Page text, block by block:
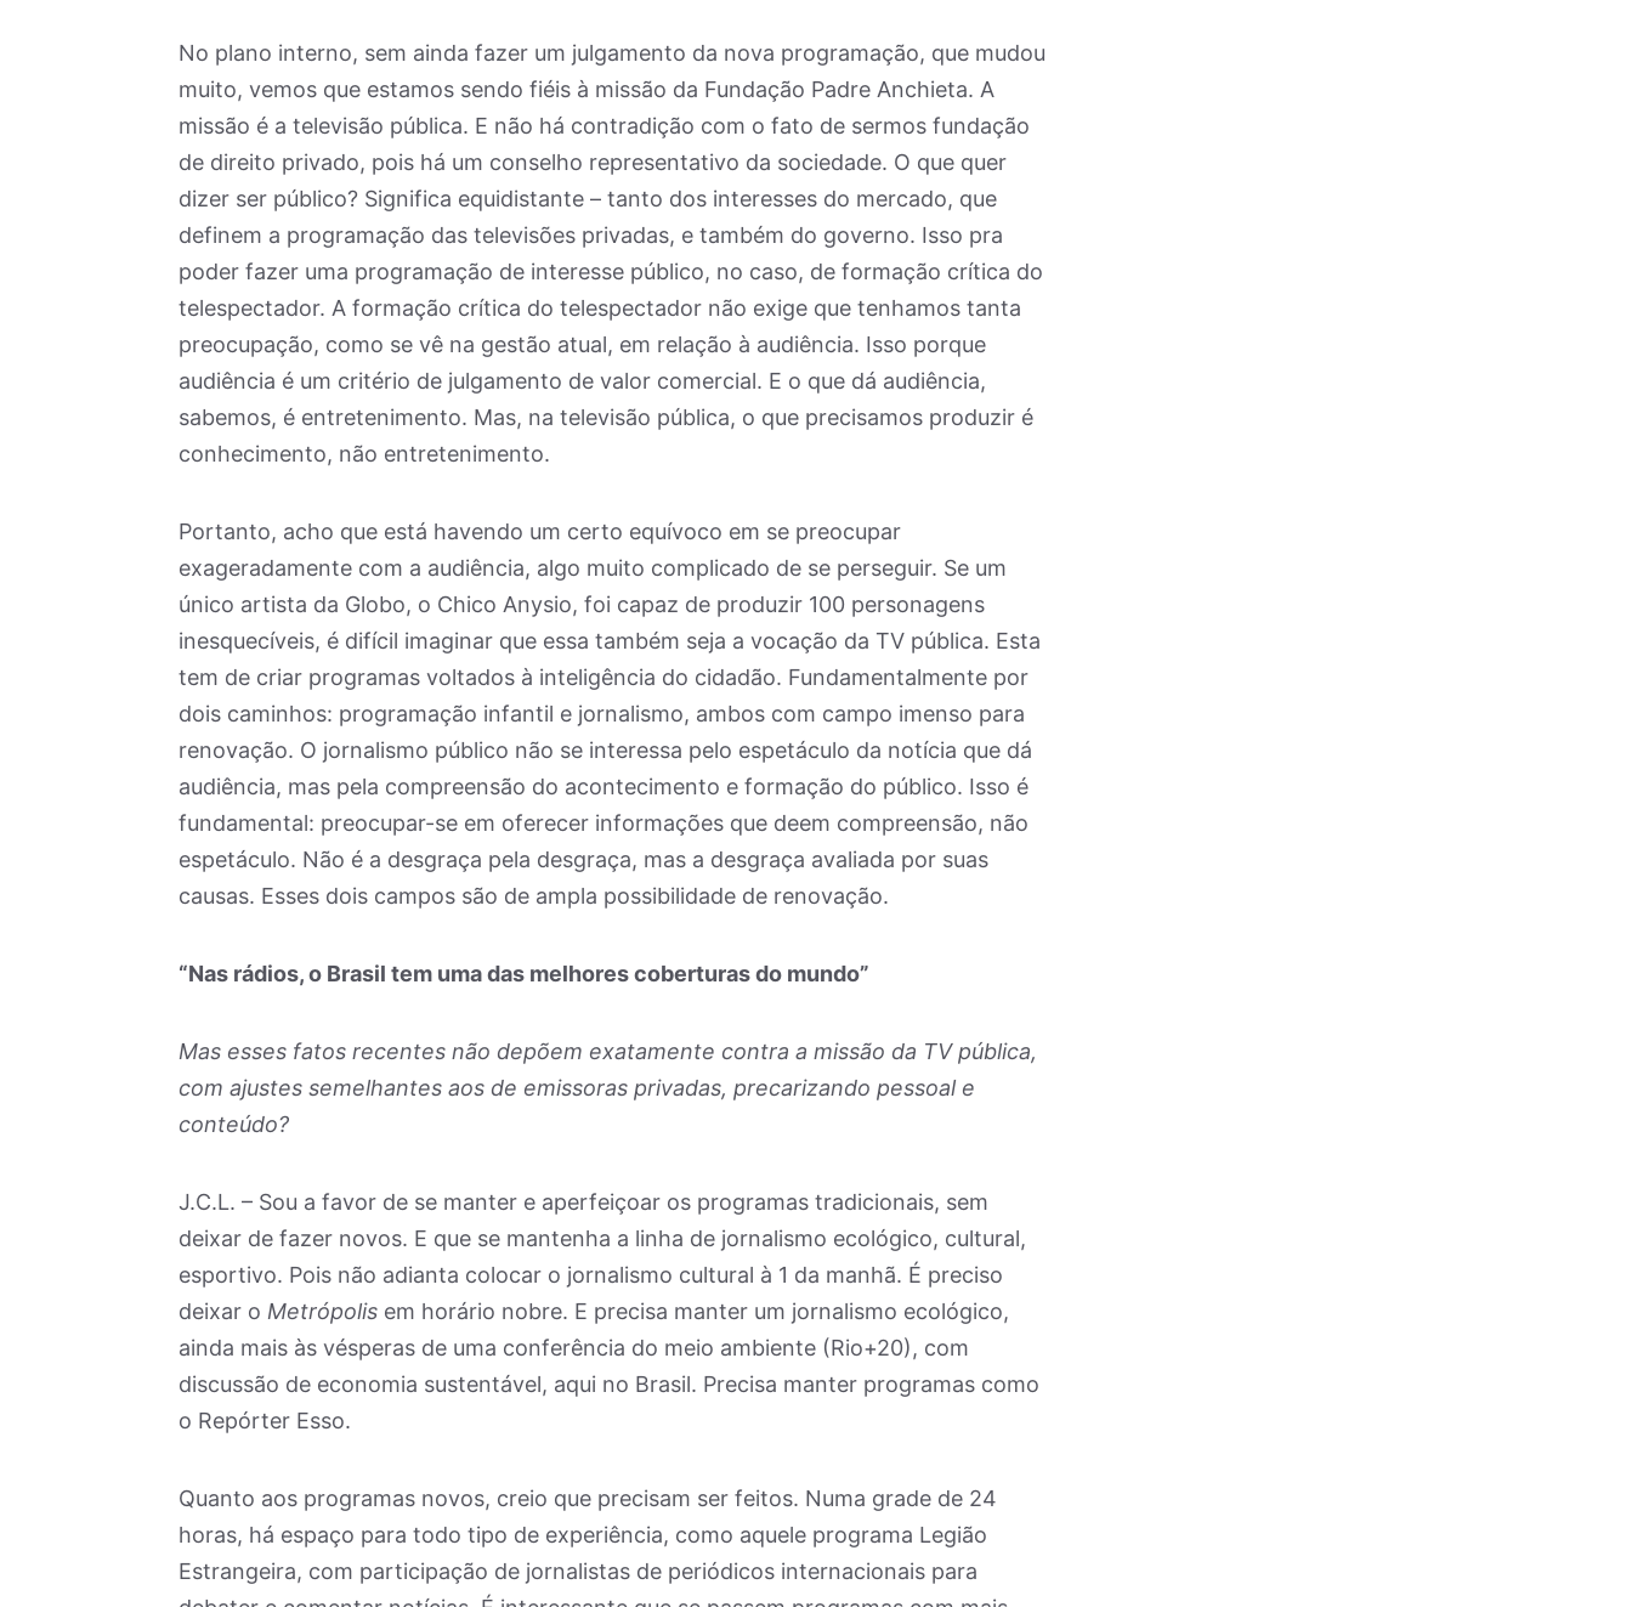
No plano interno, sem ainda fazer um julgamento da nova programação, que mudou
muito, vemos que estamos sendo fiéis à missão da Fundação Padre Anchieta. A
missão é a televisão pública. E não há contradição com o fato de sermos fundação
de direito privado, pois há um conselho representativo da sociedade. O que quer
dizer ser público? Significa equidistante – tanto dos interesses do mercado, que
definem a programação das televisões privadas, e também do governo. Isso pra
poder fazer uma programação de interesse público, no caso, de formação crítica do
telespectador. A formação crítica do telespectador não exige que tenhamos tanta
preocupação, como se vê na gestão atual, em relação à audiência. Isso porque
audiência é um critério de julgamento de valor comercial. E o que dá audiência,
sabemos, é entretenimento. Mas, na televisão pública, o que precisamos produzir é
conhecimento, não entretenimento.
Portanto, acho que está havendo um certo equívoco em se preocupar
exageradamente com a audiência, algo muito complicado de se perseguir. Se um
único artista da Globo, o Chico Anysio, foi capaz de produzir 100 personagens
inesquecíveis, é difícil imaginar que essa também seja a vocação da TV pública. Esta
tem de criar programas voltados à inteligência do cidadão. Fundamentalmente por
dois caminhos: programação infantil e jornalismo, ambos com campo imenso para
renovação. O jornalismo público não se interessa pelo espetáculo da notícia que dá
audiência, mas pela compreensão do acontecimento e formação do público. Isso é
fundamental: preocupar-se em oferecer informações que deem compreensão, não
espetáculo. Não é a desgraça pela desgraça, mas a desgraça avaliada por suas
causas. Esses dois campos são de ampla possibilidade de renovação.
“Nas rádios, o Brasil tem uma das melhores coberturas do mundo”
Mas esses fatos recentes não depõem exatamente contra a missão da TV pública,
com ajustes semelhantes aos de emissoras privadas, precarizando pessoal e
conteúdo?
J.C.L. – Sou a favor de se manter e aperfeiçoar os programas tradicionais, sem
deixar de fazer novos. E que se mantenha a linha de jornalismo ecológico, cultural,
esportivo. Pois não adianta colocar o jornalismo cultural à 1 da manhã. É preciso
deixar o Metrópolis em horário nobre. E precisa manter um jornalismo ecológico,
ainda mais às vésperas de uma conferência do meio ambiente (Rio+20), com
discussão de economia sustentável, aqui no Brasil. Precisa manter programas como
o Repórter Esso.
Quanto aos programas novos, creio que precisam ser feitos. Numa grade de 24
horas, há espaço para todo tipo de experiência, como aquele programa Legião
Estrangeira, com participação de jornalistas de periódicos internacionais para